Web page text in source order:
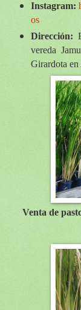
Instagram:
os
Dirección:
vereda
Girardota
Venta de